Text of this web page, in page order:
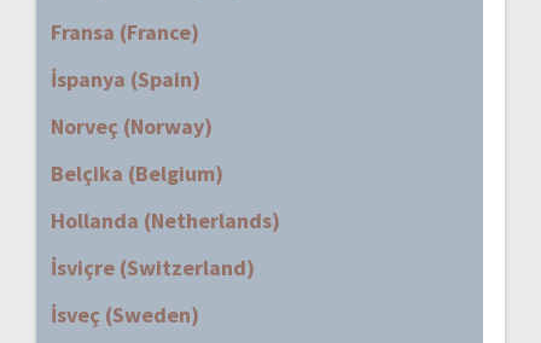
Fransa (France)
İspanya (Spain)
Norveç (Norway)
Belçika (Belgium)
Hollanda (Netherlands)
İsviçre (Switzerland)
İsveç (Sweden)